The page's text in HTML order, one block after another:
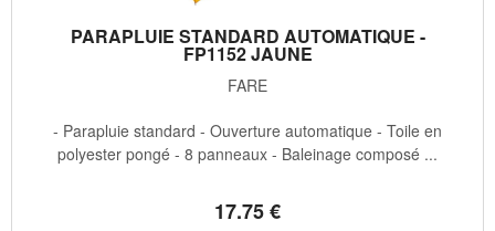
PARAPLUIE STANDARD AUTOMATIQUE -
FP1152 JAUNE
FARE
17.75€
- Parapluie standard - Ouverture automatique - Toile en
polyester pongé - 8 panneaux - Baleinage composé ...